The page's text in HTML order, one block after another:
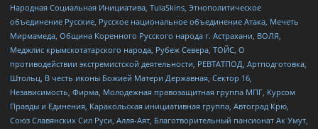
Народная Социальная Инициатива, TulaSkins, Этнополитическое
объединение Русские, Русское национальное объединение Атака, Мечеть
Мирмамеда, Община Коренного Русского народа г. Астрахани, ВОЛЯ,
Меджлис крымскотатарского народа, Рубеж Севера, ТОЙС, О
противодействии экстремистской деятельности, РЕВТАТПОД, Артподготовка,
Штольц, В честь иконы Божией Матери Державная, Сектор 16,
Независимость, Фирма, Молодежная правозащитная группа МПГ, Курсом
Правды и Единения, Каракольская инициативная группа, Автоград Крю,
Союз Славянских Сил Руси, Алля-Аят, Благотворительный пансионат Ак Умут,